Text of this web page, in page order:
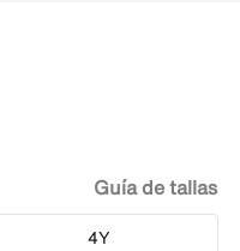
4Y
Guía de tallas